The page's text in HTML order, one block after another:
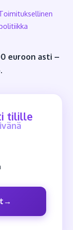
euroon asti –
tilille